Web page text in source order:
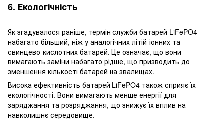
6. Екологічність
Як згадувалося раніше, термін служби батарей LiFePO4
набагато більший, ніж у аналогічних літій-іонних та
свинцево-кислотних батарей. Це означає, що вони
вимагають заміни набагато рідше, що призводить до
зменшення кількості батарей на звалищах.
Висока ефективність батарей LiFePO4 також сприяє їх
екологічності. Вони вимагають менше енергії для
заряджання та розряджання, що знижує їх вплив на
навколишнє середовище.